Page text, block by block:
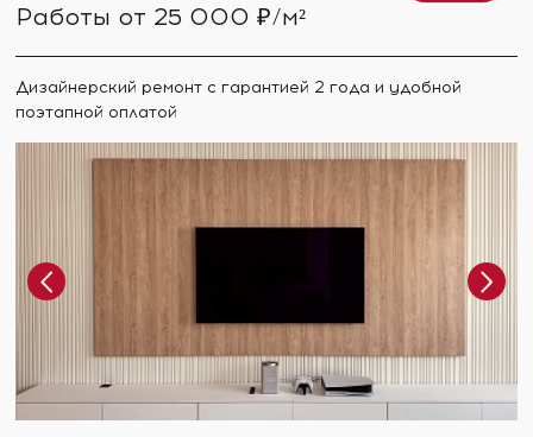
Работы от 25 000 ₽/м²
Дизайнерский ремонт с гарантией 2 года и удобной
поэтапной оплатой